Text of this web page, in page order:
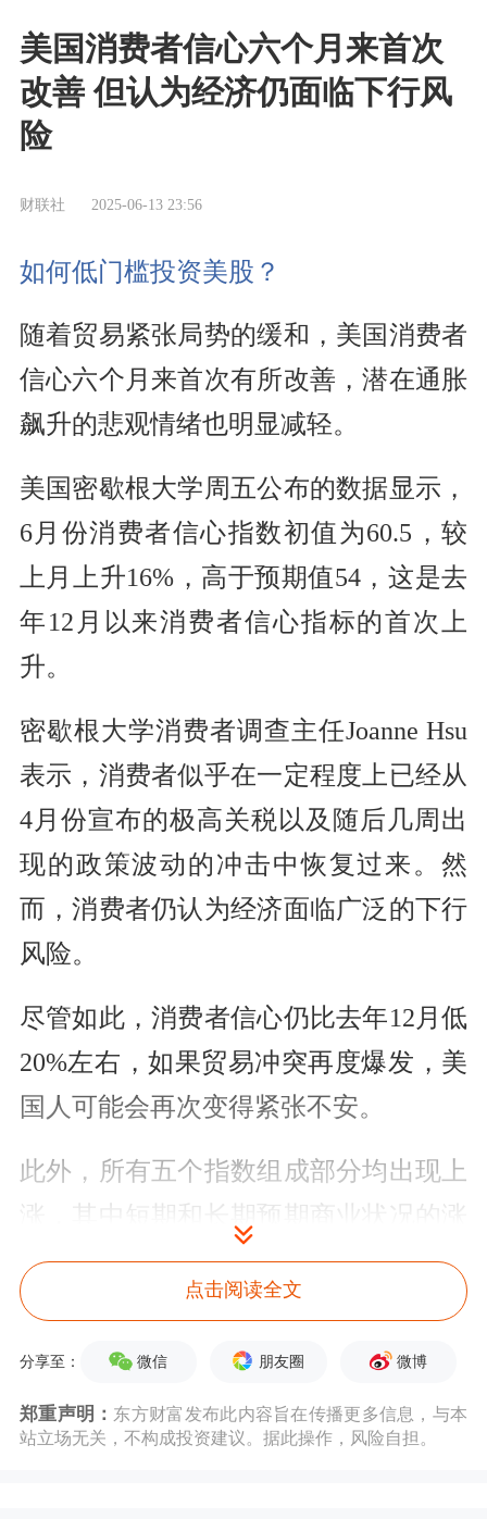
美国消费者信心六个月来首次
改善 但认为经济仍面临下行风
险
财联社 2025-06-13 23:56
如何低门槛投资美股？
随着贸易紧张局势的缓和，美国消费者
信心六个月来首次有所改善，潜在通胀
飙升的悲观情绪也明显减轻。
美国密歇根大学周五公布的数据显示，
6月份消费者信心指数初值为60.5，较
上月上升16%，高于预期值54，这是去
年12月以来消费者信心指标的首次上
升。
密歇根大学消费者调查主任Joanne Hsu
表示，消费者似乎在一定程度上已经从
4月份宣布的极高关税以及随后几周出
现的政策波动的冲击中恢复过来。然
而，消费者仍认为经济面临广泛的下行
风险。
尽管如此，消费者信心仍比去年12月低
20%左右，如果贸易冲突再度爆发，美
国人可能会再次变得紧张不安。
此外，所有五个指数组成部分均出现上
涨，其中短期和长期预期商业状况的涨
幅特别大，这与人们认为关税压力有所
缓解的看法一致。
他们对商业状况、个人财务状况、大宗
商品购买状况、劳动力市场和股票市场
点击阅读全文
分享至： 微信 朋友圈 微博
郑重声明： 东方财富发布此内容旨在传播更多信息，与本
站立场无关，不构成投资建议。据此操作，风险自担。